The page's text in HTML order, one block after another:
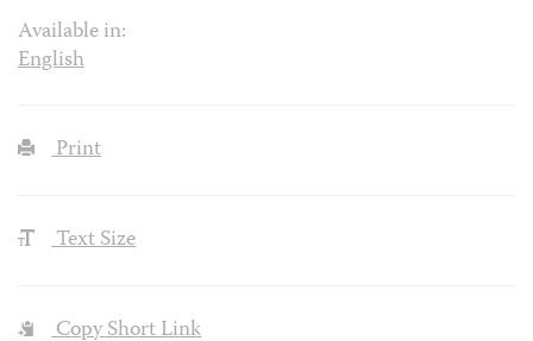
Available in:
English
Print
Text Size
Copy Short Link